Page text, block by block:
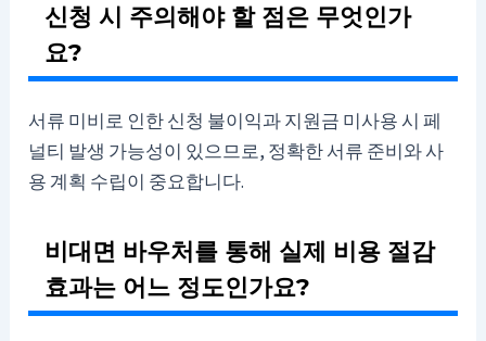
신청 시 주의해야 할 점은 무엇인가
요?
서류 미비로 인한 신청 불이익과 지원금 미사용 시 페
널티 발생 가능성이 있으므로, 정확한 서류 준비와 사
용 계획 수립이 중요합니다.
비대면 바우처를 통해 실제 비용 절감
효과는 어느 정도인가요?